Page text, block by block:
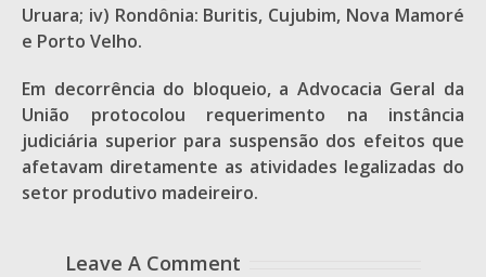
Uruara; iv) Rondônia: Buritis, Cujubim, Nova Mamoré
e Porto Velho.
Em decorrência do bloqueio, a Advocacia Geral da
União protocolou requerimento na instância
judiciária superior para suspensão dos efeitos que
afetavam diretamente as atividades legalizadas do
setor produtivo madeireiro.
Leave A Comment